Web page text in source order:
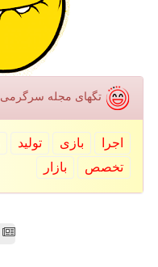
تگهای مجله سرگرمی
اجرا بازی تولید
تخصص
بازار